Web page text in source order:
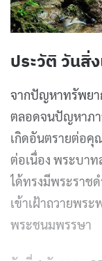
ประวัติ วันสิ่
จากปัญหาทรัพยา
ตลอดจนปัญหาภา
เกิดอันตรายต่อคุ
ต่อเนื่อง พระบา
ได้ทรงมีพระราช
เข้าเฝ้าถวายพระ
พระชนมพรรษา